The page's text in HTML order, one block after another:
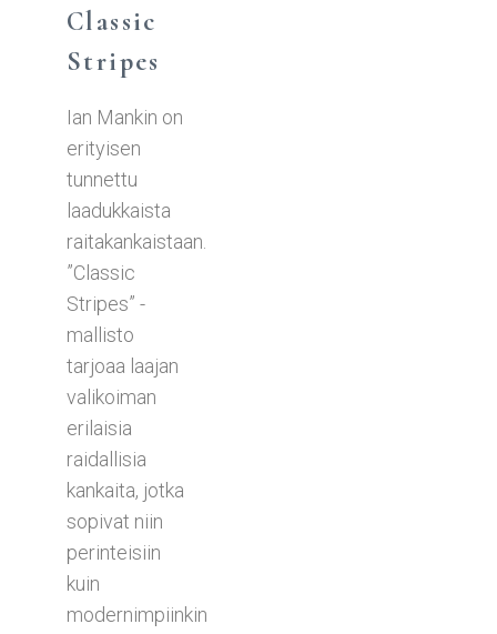
Classic
Stripes
Ian Mankin on
erityisen
tunnettu
laadukkaista
raitakankaistaan.
”Classic
Stripes” -
mallisto
tarjoaa laajan
valikoiman
erilaisia
raidallisia
kankaita, jotka
sopivat niin
perinteisiin
kuin
modernimpiinkin